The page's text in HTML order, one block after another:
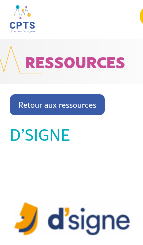
RESSOURCES
Retour aux ressources
D’SIGNE